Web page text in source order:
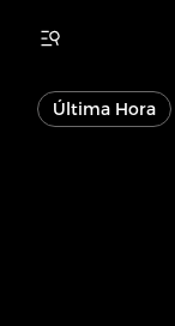
Última Hora